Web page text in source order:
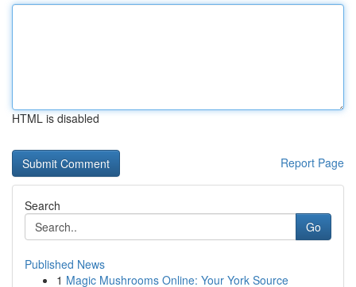
HTML is disabled
Report Page
Search
Go
Published News
1 Magic Mushrooms Online: Your York Source